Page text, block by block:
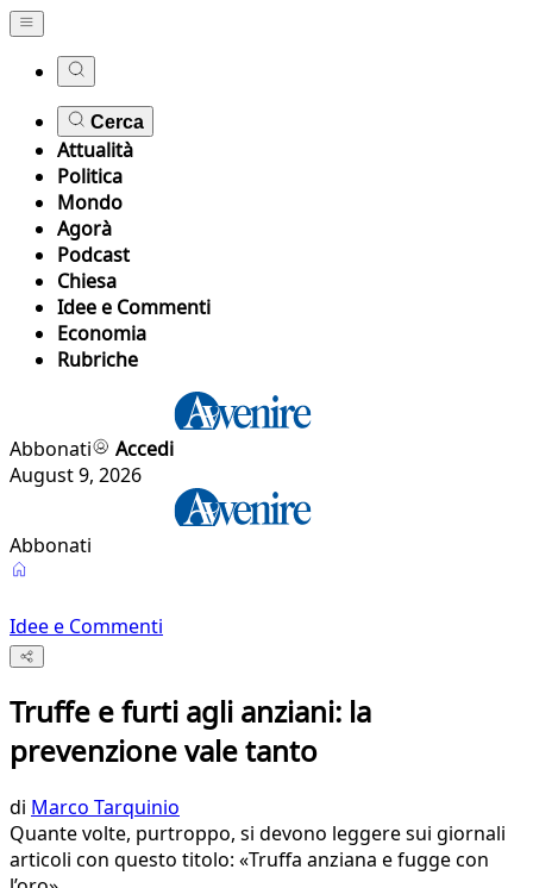
Cerca
Attualità
Politica
Mondo
Agorà
Podcast
Chiesa
Idee e Commenti
Economia
Rubriche
Abbonati
Accedi
August 9, 2026
Abbonati
Idee e Commenti
Truffe e furti agli anziani: la
prevenzione vale tanto
di Marco Tarquinio
Quante volte, purtroppo, si devono leggere sui giornali
articoli con questo titolo: «Truffa anziana e fugge con